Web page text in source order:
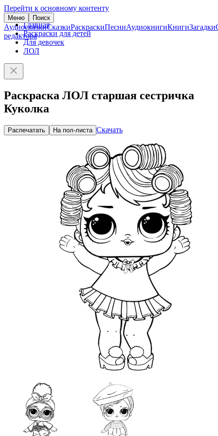
Перейти к основному контенту
Меню Поиск
АудиосказкиСказкиРаскраскиПесниАудиокнигиКнигиЗагадки
редактора
Главная
Раскраски для детей
Для девочек
ЛОЛ
Раскраска ЛОЛ старшая сестричка
Куколка
Распечатать На пол-листа Скачать